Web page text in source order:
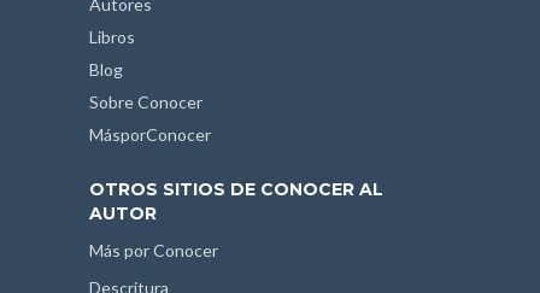
Autores
Libros
Blog
Sobre Conocer
MásporConocer
OTROS SITIOS DE CONOCER AL
AUTOR
Más por Conocer
Descritura